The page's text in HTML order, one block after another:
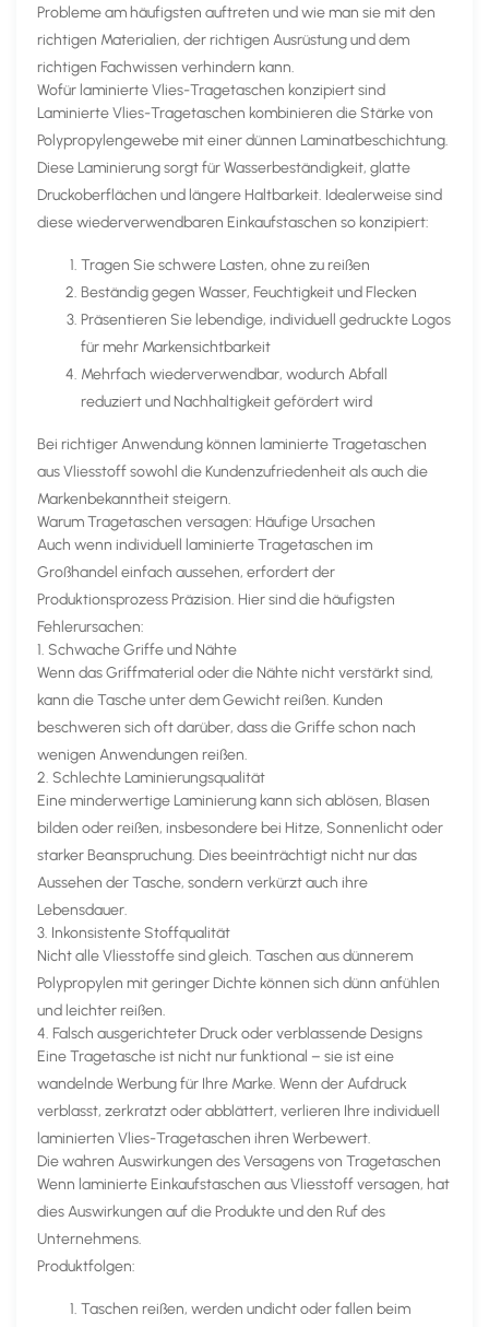
Probleme am häufigsten auftreten und wie man sie mit den
richtigen Materialien, der richtigen Ausrüstung und dem
richtigen Fachwissen verhindern kann.
Wofür laminierte Vlies-Tragetaschen konzipiert sind
Laminierte Vlies-Tragetaschen kombinieren die Stärke von
Polypropylengewebe mit einer dünnen Laminatbeschichtung.
Diese Laminierung sorgt für Wasserbeständigkeit, glatte
Druckoberflächen und längere Haltbarkeit. Idealerweise sind
diese wiederverwendbaren Einkaufstaschen so konzipiert:
Tragen Sie schwere Lasten, ohne zu reißen
Beständig gegen Wasser, Feuchtigkeit und Flecken
Präsentieren Sie lebendige, individuell gedruckte Logos
für mehr Markensichtbarkeit
Mehrfach wiederverwendbar, wodurch Abfall
reduziert und Nachhaltigkeit gefördert wird
Bei richtiger Anwendung können laminierte Tragetaschen
aus Vliesstoff sowohl die Kundenzufriedenheit als auch die
Markenbekanntheit steigern.
Warum Tragetaschen versagen: Häufige Ursachen
Auch wenn individuell laminierte Tragetaschen im
Großhandel einfach aussehen, erfordert der
Produktionsprozess Präzision. Hier sind die häufigsten
Fehlerursachen:
1. Schwache Griffe und Nähte
Wenn das Griffmaterial oder die Nähte nicht verstärkt sind,
kann die Tasche unter dem Gewicht reißen. Kunden
beschweren sich oft darüber, dass die Griffe schon nach
wenigen Anwendungen reißen.
2. Schlechte Laminierungsqualität
Eine minderwertige Laminierung kann sich ablösen, Blasen
bilden oder reißen, insbesondere bei Hitze, Sonnenlicht oder
starker Beanspruchung. Dies beeinträchtigt nicht nur das
Aussehen der Tasche, sondern verkürzt auch ihre
Lebensdauer.
3. Inkonsistente Stoffqualität
Nicht alle Vliesstoffe sind gleich. Taschen aus dünnerem
Polypropylen mit geringer Dichte können sich dünn anfühlen
und leichter reißen.
4. Falsch ausgerichteter Druck oder verblassende Designs
Eine Tragetasche ist nicht nur funktional – sie ist eine
wandelnde Werbung für Ihre Marke. Wenn der Aufdruck
verblasst, zerkratzt oder abblättert, verlieren Ihre individuell
laminierten Vlies-Tragetaschen ihren Werbewert.
Die wahren Auswirkungen des Versagens von Tragetaschen
Wenn laminierte Einkaufstaschen aus Vliesstoff versagen, hat
dies Auswirkungen auf die Produkte und den Ruf des
Unternehmens.
Produktfolgen:
Taschen reißen, werden undicht oder fallen beim